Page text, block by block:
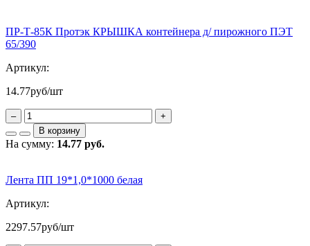
ПР-Т-85К Протэк КРЫШКА контейнера д/ пирожного ПЭТ
65/390
Артикул:
14.77руб/шт
–
+
В корзину
На сумму: 14.77 руб.
Лента ПП 19*1,0*1000 белая
Артикул:
2297.57руб/шт